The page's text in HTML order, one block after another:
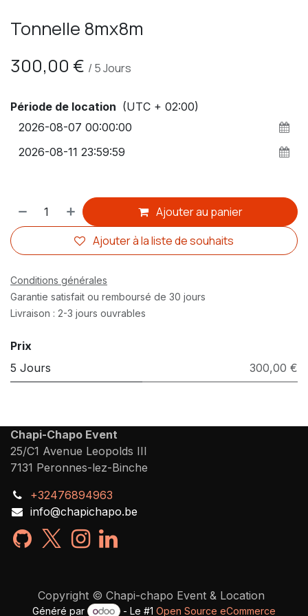
Tonnelle 8mx8m
300,00 € / 5Jours
Période de location (UTC + 02:00)
Ajouter au panier
Ajouter à la liste de souhaits
Conditions générales
Garantie satisfait ou remboursé de 30 jours
Livraison : 2-3 jours ouvrables
Prix
5 Jours
300,00 €
Chapi-Chapo Event
25/C1 Avenue Leopolds III
7131 Peronnes-lez-Binche
+32476894963
info@chapichapo.be
Copyright © Chapi-chapo Event & Location
Généré par - Le #1Open Source eCommerce